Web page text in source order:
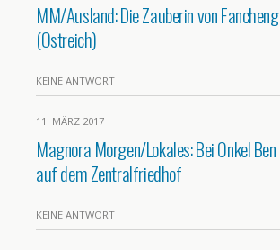
MM/Ausland: Die Zauberin von Fancheng
(Ostreich)
KEINE ANTWORT
11. MÄRZ 2017
Magnora Morgen/Lokales: Bei Onkel Ben
auf dem Zentralfriedhof
KEINE ANTWORT